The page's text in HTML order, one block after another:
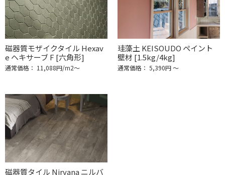
磁器質モザイクタイル Hexav
e ヘキサーブ F [六角形]
通常価格： 11,088円/m2〜
珪藻土 KEISOUDO ペイント
壁材 [1.5kg/4kg]
通常価格： 5,390円 ～
磁器質タイル Nirvana ニルバ